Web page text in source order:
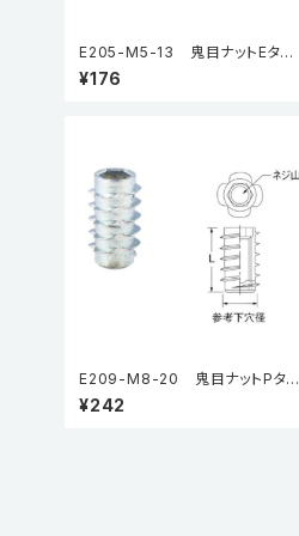
E205-M5-13 鬼目ナットEタイ
プ（5個入り）
¥176
E209-M8-20 鬼目ナットPタイ
プ（5個入り）
¥242